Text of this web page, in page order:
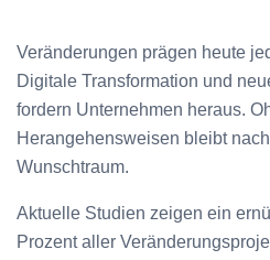
Veränderungen prägen heute
Digitale Transformation und
fordern Unternehmen heraus.
Herangehensweisen bleibt
Wunschtraum.
Aktuelle Studien zeigen ein
Prozent aller